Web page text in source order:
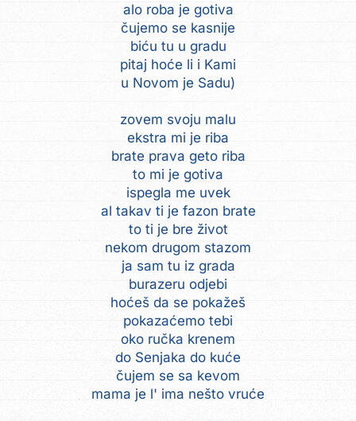
alo roba je gotiva
čujemo se kasnije
biću tu u gradu
pitaj hoće li i Kami
u Novom je Sadu)
zovem svoju malu
ekstra mi je riba
brate prava geto riba
to mi je gotiva
ispegla me uvek
al takav ti je fazon brate
to ti je bre život
nekom drugom stazom
ja sam tu iz grada
burazeru odjebi
hoćeš da se pokažeš
pokazaćemo tebi
oko ručka krenem
do Senjaka do kuće
čujem se sa kevom
mama je l' ima nešto vruće